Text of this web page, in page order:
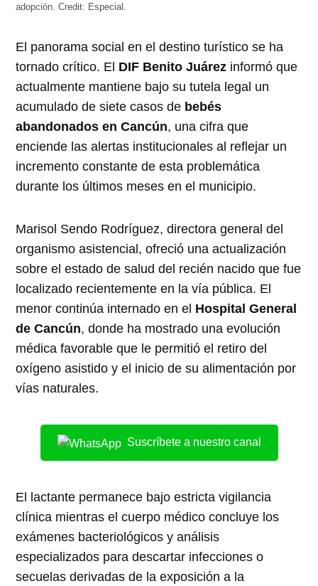
adopción.Credit: Especial.
El panorama social en el destino turístico se ha
tornado crítico. El DIF Benito Juárez informó que
actualmente mantiene bajo su tutela legal un
acumulado de siete casos de bebés
abandonados en Cancún, una cifra que
enciende las alertas institucionales al reflejar un
incremento constante de esta problemática
durante los últimos meses en el municipio.
Marisol Sendo Rodríguez, directora general del
organismo asistencial, ofreció una actualización
sobre el estado de salud del recién nacido que fue
localizado recientemente en la vía pública. El
menor continúa internado en el Hospital General
de Cancún, donde ha mostrado una evolución
médica favorable que le permitió el retiro del
oxígeno asistido y el inicio de su alimentación por
vías naturales.
Suscríbete a nuestro canal
El lactante permanece bajo estricta vigilancia
clínica mientras el cuerpo médico concluye los
exámenes bacteriológicos y análisis
especializados para descartar infecciones o
secuelas derivadas de la exposición a la